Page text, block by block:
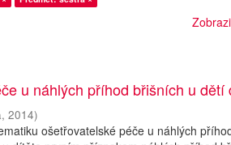
u náhlých příhod břišních u dětí
,2014)
ošetřovatelské péče u náhlých